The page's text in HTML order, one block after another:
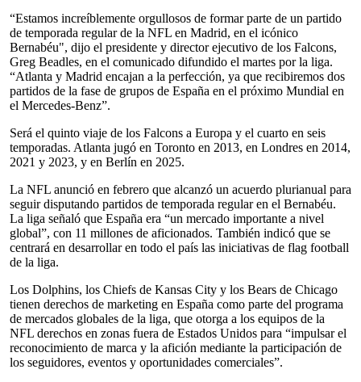
“Estamos increíblemente orgullosos de formar parte de un partido
de temporada regular de la NFL en Madrid, en el icónico
Bernabéu", dijo el presidente y director ejecutivo de los Falcons,
Greg Beadles, en el comunicado difundido el martes por la liga.
“Atlanta y Madrid encajan a la perfección, ya que recibiremos dos
partidos de la fase de grupos de España en el próximo Mundial en
el Mercedes-Benz”.
Será el quinto viaje de los Falcons a Europa y el cuarto en seis
temporadas. Atlanta jugó en Toronto en 2013, en Londres en 2014,
2021 y 2023, y en Berlín en 2025.
La NFL anunció en febrero que alcanzó un acuerdo plurianual para
seguir disputando partidos de temporada regular en el Bernabéu.
La liga señaló que España era “un mercado importante a nivel
global”, con 11 millones de aficionados. También indicó que se
centrará en desarrollar en todo el país las iniciativas de flag football
de la liga.
Los Dolphins, los Chiefs de Kansas City y los Bears de Chicago
tienen derechos de marketing en España como parte del programa
de mercados globales de la liga, que otorga a los equipos de la
NFL derechos en zonas fuera de Estados Unidos para “impulsar el
reconocimiento de marca y la afición mediante la participación de
los seguidores, eventos y oportunidades comerciales”.